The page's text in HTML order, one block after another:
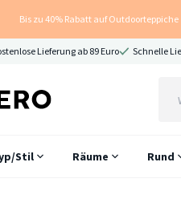
Bis zu 40% Rabatt auf Outdoorteppiche
Lieferung ab 89 Euro Schnelle
Stil Räume Rund